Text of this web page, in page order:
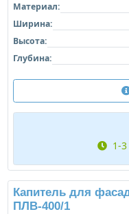
Материал:
Ширина:
Высота:
Глубина:
1-
Капитель для
ПЛВ-400/1